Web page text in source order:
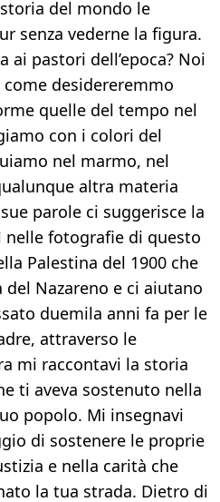
del mondo le
senza vederne la figura.
ai pastori dell’epoca? Noi
desidereremmo
quelle del tempo nel
con i colori del
nel marmo, nel
altra materia
parole ci suggerisce la
nelle fotografie di questo
Palestina del 1900 che
Nazareno e ci aiutano
duemila anni fa per le
attraverso le
mi raccontavi la storia
ti aveva sostenuto nella
popolo. Mi insegnavi
di sostenere le proprie
e nella carità che
la tua strada. Dietro di